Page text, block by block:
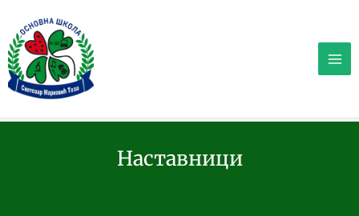
садржај
Наставници